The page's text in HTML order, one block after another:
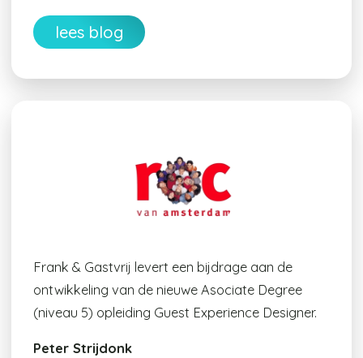
lees blog
Frank & Gastvrij levert een bijdrage aan de
ontwikkeling van de nieuwe Asociate Degree
(niveau 5) opleiding Guest Experience Designer.
Peter Strijdonk